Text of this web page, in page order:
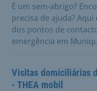
É um sem-abrigo?
precisa de ajuda?
dos pontos de
emergência em
Visitas domiciliárias
- THEA mobil